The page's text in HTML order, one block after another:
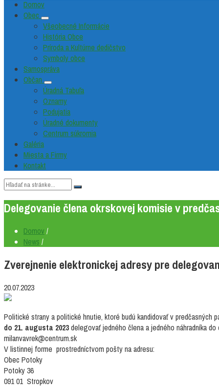
Domov
Obec
Všeobecné Informácie
História Obce
Príroda a Kultúrne dedičstvo
Symboly obce
Samospráva
Občan
Úradná Tabuľa
Oznamy
Podujatia
Úradné dokumenty
Centrum súkromia
Galéria
Miesta a Firmy
Kontakt
Vyhľadávanie:
Delegovanie člena okrskovej komisie v
Domov /
News /
Zverejnenie elektronickej adresy pre
20.07.2023
Politické strany a politické hnutie, ktoré budú kandidovať v predčasných
do 21. augusta 2023delegovať jedného člena a jedného náhradníka
milanvavrek@centrum.sk
V listinnej forme prostredníctvom pošty na adresu:
Obec Potoky
Potoky 36
091 01 Stropkov